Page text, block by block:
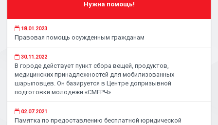
Нужна помощь!
18.01.2023
Правовая помощь осужденным гражданам
30.11.2022
В городе действует пункт сбора вещей, продуктов,
медицинских принадлежностей для мобилизованных
шарыповцев. Он базируется в Центре допризывной
подготовки молодежи «СМЕРЧ»
02.07.2021
Памятка по предоставлению бесплатной юридической